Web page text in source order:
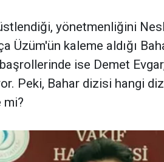
yönetmenliğini
Üzüm'ün kaleme aldığı
ise Demet
Peki, Bahar dizisi hangi
mi?